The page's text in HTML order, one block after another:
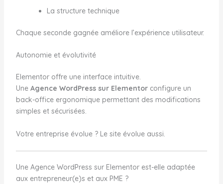
La structure technique
Chaque seconde gagnée améliore l’expérience utilisateur.
Autonomie et évolutivité
Elementor offre une interface intuitive.
Une Agence WordPress sur Elementorconfigure un
back-office ergonomique permettant des modifications
simples et sécurisées.
Votre entreprise évolue ? Le site évolue aussi.
Une Agence WordPress sur Elementor est-elle adaptée
aux entrepreneur(e)s et aux PME ?